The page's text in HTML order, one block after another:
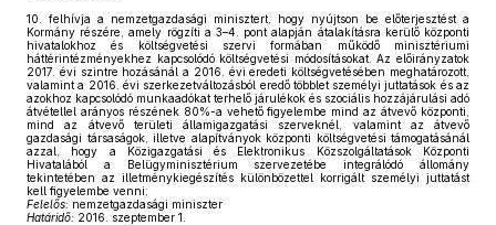
10.
felhívja a nemzetgazdasági minisztert, hogy nyújtson be előterjesztést a
Kormány részére, amely rögzíti a 3–4. pont alapján átalakításra kerülő központi
hivatalokhoz és költségvetési szervi formában működő minisztériumi
háttérintézményekhez kapcsolódó költségvetési módosításokat. Az előirányzatok
2017. évi szintre hozásánál a 2016. évi eredeti költségvetésében meghatározott,
valamint a 2016. évi szerkezetváltozásból eredő többlet személyi juttatások és az
azokhoz kapcsolódó munkaadókat terhelő járulékok és szociális hozzájárulási adó
átvétellel arányos részének 80%-a vehető figyelembe mind az átvevő központi,
mind az átvevő területi államigazgatási szerveknél, valamint az átvevő
gazdasági társaságok, illetve alapítványok központi költségvetési támogatásánál
azzal, hogy a Közigazgatási és Elektronikus Közszolgáltatások Központi
Hivatalából a Belügyminisztérium szervezetébe integrálódó állomány
tekintetében az illetménykiegészítés különbözettel korrigált személyi juttatást
kell figyelembe venni;
Felelős: nemzetgazdasági miniszter
Határidő: 2016. szeptember 1.